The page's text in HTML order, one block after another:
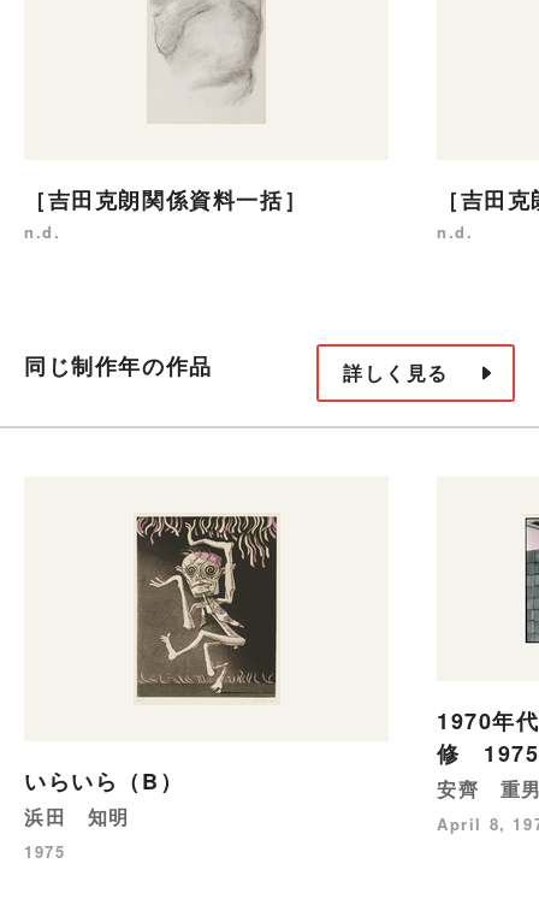
［吉田克朗関係資料一括］
n.d.
［吉田
n.d.
同じ制作年の作品 詳しく見る
いらいら（B）
浜田 知明
1975
1970年
修 1975
安齊 重
April 8,